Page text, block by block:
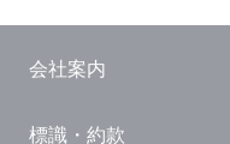
東京ドーム ホテル
会社案内
標識・約款